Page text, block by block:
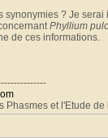
synonymies ? Je
Phyllium
de ces informations.
Phasmes et l'Etude